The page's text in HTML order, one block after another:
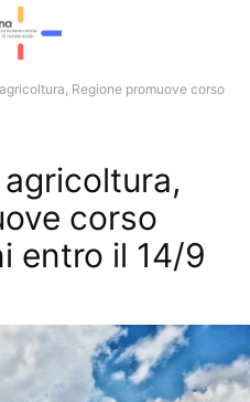
Regione promuove corso
corso
entro il 14/9